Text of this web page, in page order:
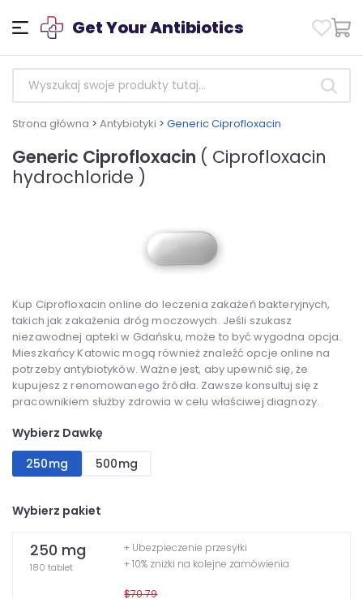
Get Your Antibiotics
Strona główna > Antybiotyki > Generic Ciprofloxacin
Generic Ciprofloxacin ( Ciprofloxacin
hydrochloride )
Kup Ciprofloxacin online do leczenia zakażeń bakteryjnych,
takich jak zakażenia dróg moczowych. Jeśli szukasz
niezawodnej apteki w Gdańsku, może to być wygodna opcja.
Mieszkańcy Katowic mogą również znaleźć opcje online na
potrzeby antybiotyków. Ważne jest, aby upewnić się, że
kupujesz z renomowanego źródła. Zawsze konsultuj się z
pracownikiem służby zdrowia w celu właściwej diagnozy.
Wybierz Dawkę
250mg
500mg
Wybierz pakiet
250 mg
180 tablet
$70.79
+ Ubezpieczenie przesyłki
+ 10% zniżki na kolejne zamówienia